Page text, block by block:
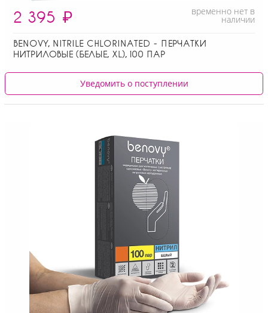
2 395 ₽ временно нет в
наличии
BENOVY, NITRILE CHLORINATED - ПЕРЧАТКИ
НИТРИЛОВЫЕ (БЕЛЫЕ, XL), 100 ПАР
Уведомить о поступлении